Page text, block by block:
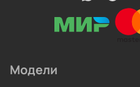
профильные
прошивки, меняют
и ремонтируют
Модели